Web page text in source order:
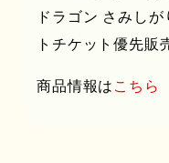
ドラゴン さみし
トチケット優先販
商品情報はこちら